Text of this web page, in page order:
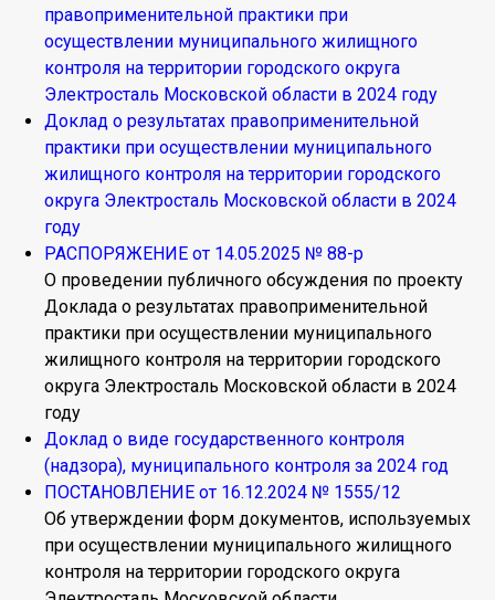
правоприменительной практики при
осуществлении муниципального жилищного
контроля на территории городского округа
Электросталь Московской области в 2024 году
Доклад о результатах правоприменительной
практики при осуществлении муниципального
жилищного контроля на территории городского
округа Электросталь Московской области в 2024
году
РАСПОРЯЖЕНИЕ от 14.05.2025 № 88-р
О проведении публичного обсуждения по проекту
Доклада о результатах правоприменительной
практики при осуществлении муниципального
жилищного контроля на территории городского
округа Электросталь Московской области в 2024
году
Доклад о виде государственного контроля
(надзора), муниципального контроля за 2024 год
ПОСТАНОВЛЕНИЕ от 16.12.2024 № 1555/12
Об утверждении форм документов, используемых
при осуществлении муниципального жилищного
контроля на территории городского округа